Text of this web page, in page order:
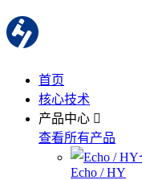
首页
核心技术
产品中心
查看所有产品
Echo / HY